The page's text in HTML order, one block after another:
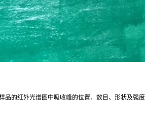
的红外光谱图中吸收峰的位置、数目、形状及强